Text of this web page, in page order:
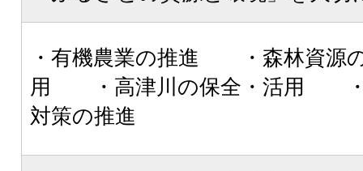
・有機農業の推進 ・森林資源
用 ・高津川の保全・活用 ・
対策の推進